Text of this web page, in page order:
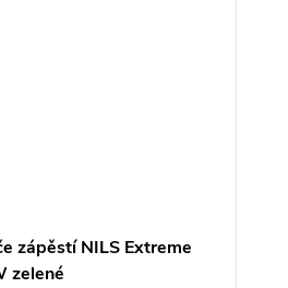
zápěstí NILS Extreme
zelené